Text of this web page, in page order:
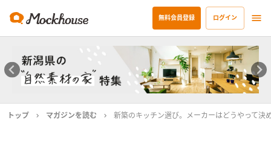
無料会員登録 ログイン
トップ マガジンを読む 新築のキッチン選び。メーカーはどうやって決